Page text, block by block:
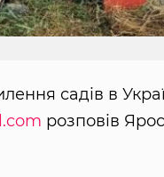
садів в
розповів